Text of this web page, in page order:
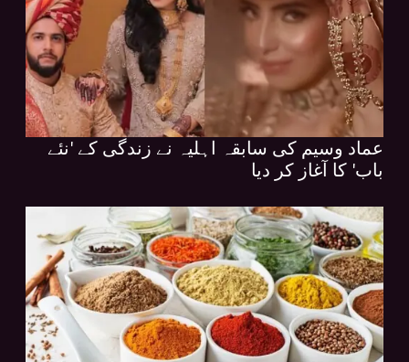
عماد وسیم کی سابقہ اہلیہ نے زندگی کے 'نئے
باب' کا آغاز کر دیا